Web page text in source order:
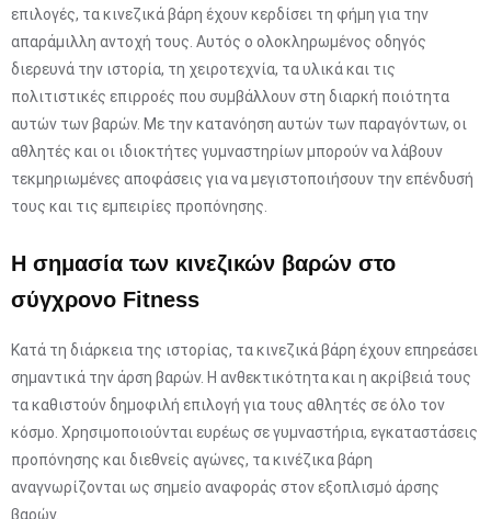
επιλογές, τα κινεζικά βάρη έχουν κερδίσει τη φήμη για την
απαράμιλλη αντοχή τους. Αυτός ο ολοκληρωμένος οδηγός
διερευνά την ιστορία, τη χειροτεχνία, τα υλικά και τις
πολιτιστικές επιρροές που συμβάλλουν στη διαρκή ποιότητα
αυτών των βαρών. Με την κατανόηση αυτών των παραγόντων, οι
αθλητές και οι ιδιοκτήτες γυμναστηρίων μπορούν να λάβουν
τεκμηριωμένες αποφάσεις για να μεγιστοποιήσουν την επένδυσή
τους και τις εμπειρίες προπόνησης.
Η σημασία των κινεζικών βαρών στο
σύγχρονο Fitness
Κατά τη διάρκεια της ιστορίας, τα κινεζικά βάρη έχουν επηρεάσει
σημαντικά την άρση βαρών. Η ανθεκτικότητα και η ακρίβειά τους
τα καθιστούν δημοφιλή επιλογή για τους αθλητές σε όλο τον
κόσμο. Χρησιμοποιούνται ευρέως σε γυμναστήρια, εγκαταστάσεις
προπόνησης και διεθνείς αγώνες, τα κινέζικα βάρη
αναγνωρίζονται ως σημείο αναφοράς στον εξοπλισμό άρσης
βαρών.